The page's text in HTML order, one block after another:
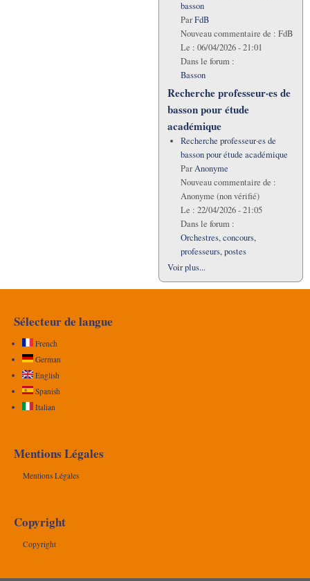
basson
ParFdB
Nouveau commentaire de : FdB
Le : 06/04/2026 - 21:01
Dans le forum :
Basson
Recherche professeur·es de
basson pour étude
académique
Recherche professeur·es de
basson pour étude académique
ParAnonyme
Nouveau commentaire de :
Anonyme (non vérifié)
Le : 22/04/2026 - 21:05
Dans le forum :
Orchestres, concours,
professeurs, postes
Voir plus...
Sélecteur de langue
French
German
English
Spanish
Italian
Mentions Légales
Mentions Légales
Copyright
Copyright